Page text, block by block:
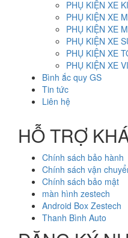
PHỤ KIỆN XE
PHỤ KIỆN XE
PHỤ KIỆN XE
PHỤ KIỆN XE
PHỤ KIỆN XE
PHỤ KIỆN XE
Bình ắc quy GS
Tin tức
Liên hệ
HỖ TRỢ
Chính sách bảo hành
Chính sách vận
Chính sách bảo mật
màn hình zestech
Android Box Zestech
Thanh Bình Auto